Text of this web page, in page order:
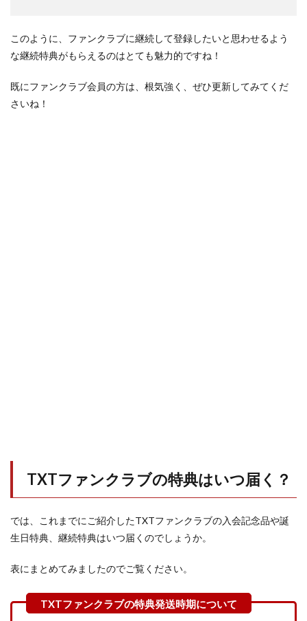
このように、ファンクラブに継続して登録したいと思わせるよう
な継続特典がもらえるのはとても魅力的ですね！
既にファンクラブ会員の方は、根気強く、ぜひ更新してみてくだ
さいね！
TXTファンクラブの特典はいつ届く？
では、これまでにご紹介したTXTファンクラブの入会記念品や誕
生日特典、継続特典はいつ届くのでしょうか。
表にまとめてみましたのでご覧ください。